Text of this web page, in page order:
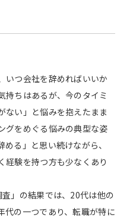
いつ会社を辞めればいいか
持ちはあるが、今のタイミ
ない」と悩みを抱えたまま
グをめぐる悩みの典型な姿
る」と思い続けながら、
経験を持つ方も少なくあり
」の結果では、20代は他の
代の一つであり、転職が特に